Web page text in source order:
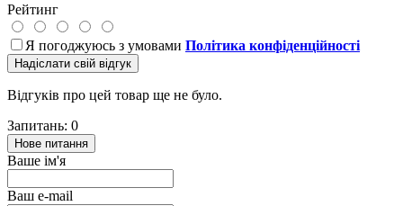
Рейтинг
Я погоджуюсь з умовами Політика конфіденційності
Надіслати свій відгук
Відгуків про цей товар ще не було.
Запитань: 0
Нове питання
Ваше ім'я
Ваш e-mail